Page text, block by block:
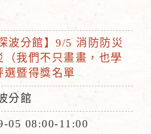
波分館】9/5 消防防災
我們不只畫畫，也學
選暨得獎名單
分館
05 08:00-11:00